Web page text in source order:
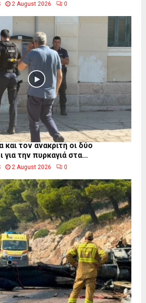
2 August 2026 0
και τον ανακριτή οι δύο
για την πυρκαγιά στα...
2 August 2026 0